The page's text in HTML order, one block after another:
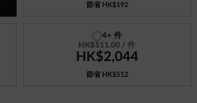
節省 HK$192
4+ 件
HK$511.00 / 件
HK$2,044
節省 HK$512